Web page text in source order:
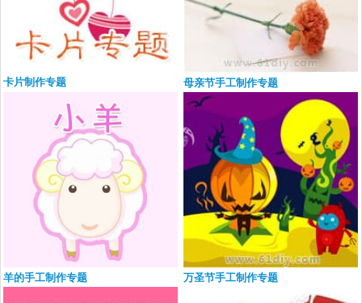
卡片制作专题 母亲节手工制作专题
羊的手工制作专题 万圣节手工制作专题